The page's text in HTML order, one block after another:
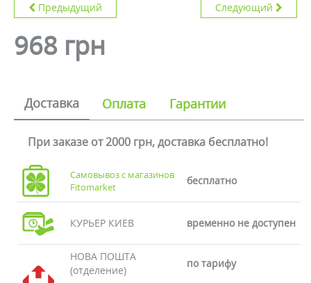
Предыдущий Следующий
968 грн
Доставка Оплата Гарантии
При заказе от 2000 грн, доставка бесплатно!
Самовывоз с магазинов
Fitomarket
бесплатно
КУРЬЕР КИЕВ временно не доступен
НОВА ПОШТА
(отделение)
по тарифу